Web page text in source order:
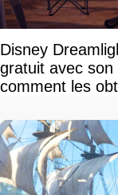
Disney
gratuit avec
comment les